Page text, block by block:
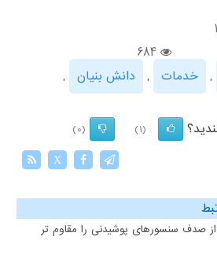
684
, خدمات , دانش بنیان
,
(1)
(0)
X
صدف سنسورهای پوشیدنی را مقاوم تر